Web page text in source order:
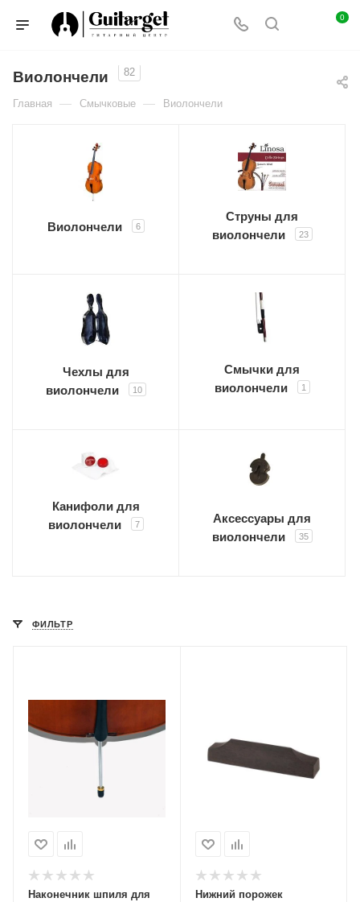
0
Виолончели 82
Главная — Смычковые — Виолончели
Виолончели 6
Струны для
виолончели
23
Чехлы для
виолончели
10
Смычки для
виолончели
1
Канифоли для
виолончели
7
Аксессуары для
виолончели
35
ФИЛЬТР
Наконечник шпиля для
Нижний порожек